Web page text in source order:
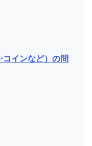
コインなど）の問